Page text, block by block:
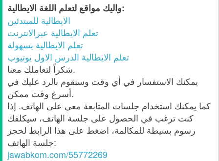
واليك مواقع لتعلم اللغة الايطالية:
الايطالية للمبتدئين
تعلم الايطالية عبرالانترنت
تعلم الايطالية بسهولة
تعلم الايطالية الدرس الاول يوتيوب
شكراً لتعاملك معنا.
يمكنك الاستفسار في أي وقت وسنقوم بالرد عليك في
أسرع وقت ممكن.
كما يمكنك استخدام جلسات المتابعة معي على الهاتف. إذا
كنت ترغب في الحصول على جلسة الهاتف، سيكلفك
رسوم بسيطة للمكالمة، اضغط على هذا الرابط لحجز
جلسة الهاتف:
jawabkom.com/55772269